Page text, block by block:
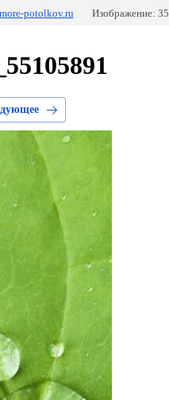
more-potolkov.ru Изображение: